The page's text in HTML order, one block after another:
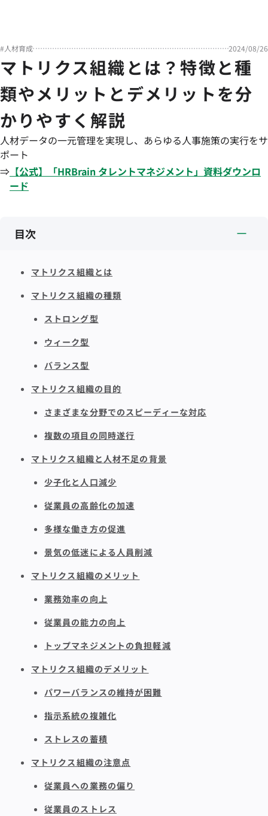
#人材育成 2024/08/26
マトリクス組織とは？特徴と種
類やメリットとデメリットを分
かりやすく解説
人材データの一元管理を実現し、あらゆる人事施策の実行をサ
ポート
⇒ 【公式】「HRBrain タレントマネジメント」資料ダウンロ
ード
目次
マトリクス組織とは
マトリクス組織の種類
ストロング型
ウィーク型
バランス型
マトリクス組織の目的
さまざまな分野でのスピーディーな対応
複数の項目の同時遂行
マトリクス組織と人材不足の背景
少子化と人口減少
従業員の高齢化の加速
多様な働き方の促進
景気の低迷による人員削減
マトリクス組織のメリット
業務効率の向上
従業員の能力の向上
トップマネジメントの負担軽減
マトリクス組織のデメリット
パワーバランスの維持が困難
指示系統の複雑化
ストレスの蓄積
マトリクス組織の注意点
従業員への業務の偏り
従業員のストレス